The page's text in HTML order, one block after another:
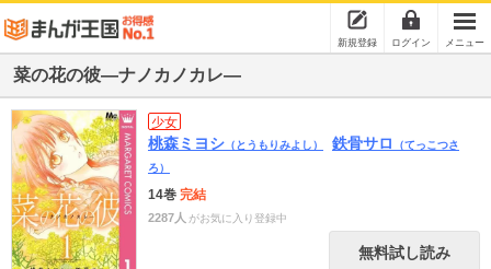
新規登録 ログイン メニュー
菜の花の彼―ナノカノカレ―
少女
桃森ミヨシ （とうもりみよし） 鉄骨サロ
（てっこつさ
ろ）
14巻 完結
2287人 がお気に入り登録中
無料試し読み